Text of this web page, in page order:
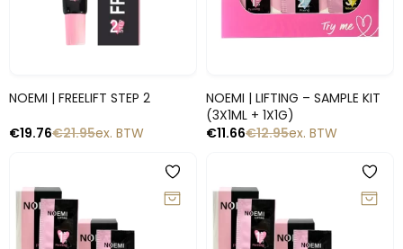
NOEMI | FREELIFT STEP 2
€21.95
€19.76 ex. BTW
NOEMI | LIFTING – SAMPLE KIT
(3X1ML + 1X1G)
€12.95
€11.66 ex. BTW